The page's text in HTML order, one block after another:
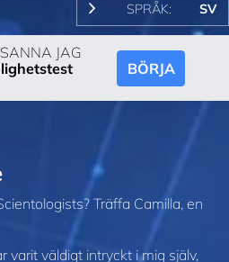
SPRÅK: SV
JAG
BÖRJA
Träffa Camilla, en
varit väldigt intryckt i mig själv,